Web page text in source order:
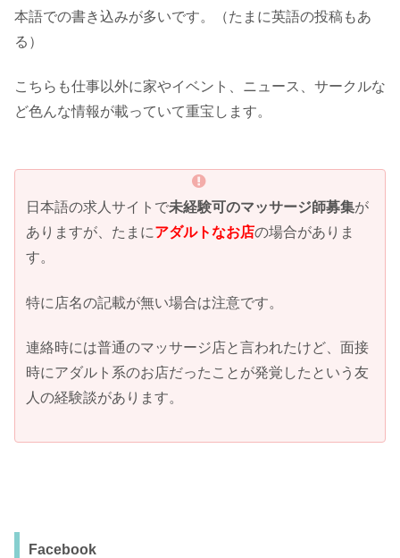
本語での書き込みが多いです。（たまに英語の投稿もあ
る）
こちらも仕事以外に家やイベント、ニュース、サークルな
ど色んな情報が載っていて重宝します。
日本語の求人サイトで未経験可のマッサージ師募集が
ありますが、たまにアダルトなお店の場合がありま
す。
特に店名の記載が無い場合は注意です。
連絡時には普通のマッサージ店と言われたけど、面接
時にアダルト系のお店だったことが発覚したという友
人の経験談があります。
Facebook